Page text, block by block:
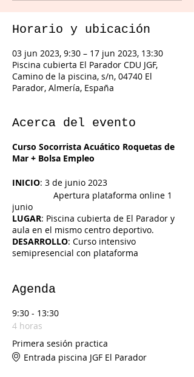
Horario y ubicación
03 jun 2023, 9:30 – 17 jun 2023, 13:30
Piscina cubierta El Parador CDU JGF,
Camino de la piscina, s/n, 04740 El
Parador, Almería, España
Acerca del evento
Curso Socorrista Acuático Roquetas de
Mar + Bolsa Empleo
INICIO: 3 de junio 2023
Apertura plataforma online 1
junio
LUGAR: Piscina cubierta de El Parador y
aula en el mismo centro deportivo.
DESARROLLO: Curso intensivo
semipresencial con plataforma
primeros auxilios en aula los días 3, 10 y
17 junio 2023
Curso con diploma oficial de la Real
Socorrismo integrada en el Consejo
Superior de Deportes y reconocimiento
Agenda
9:30 - 13:30
4 horas
Primera sesión practica
Entrada piscina JGF El Parador